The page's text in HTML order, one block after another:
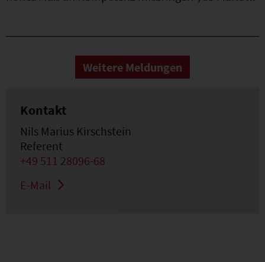
Weitere Meldungen
Kontakt
Nils Marius Kirschstein
Referent
+49 511 28096-68
E-Mail